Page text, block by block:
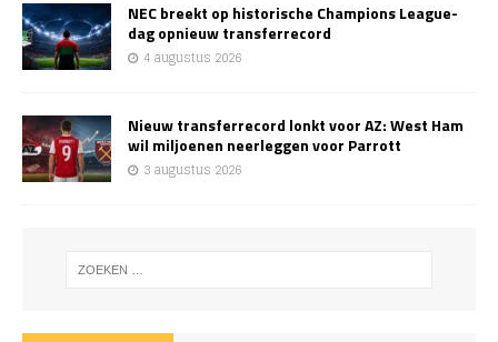
NEC breekt op historische Champions League-
dag opnieuw transferrecord
4 augustus 2026
Nieuw transferrecord lonkt voor AZ: West Ham
wil miljoenen neerleggen voor Parrott
3 augustus 2026